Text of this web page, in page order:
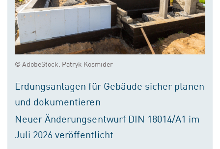
© AdobeStock: Patryk Kosmider
Erdungsanlagen für Gebäude sicher planen
und dokumentieren
Neuer Änderungsentwurf DIN 18014/A1 im
Juli 2026 veröffentlicht